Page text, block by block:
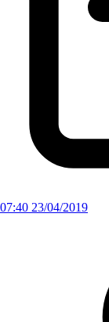
07:40 23/04/2019